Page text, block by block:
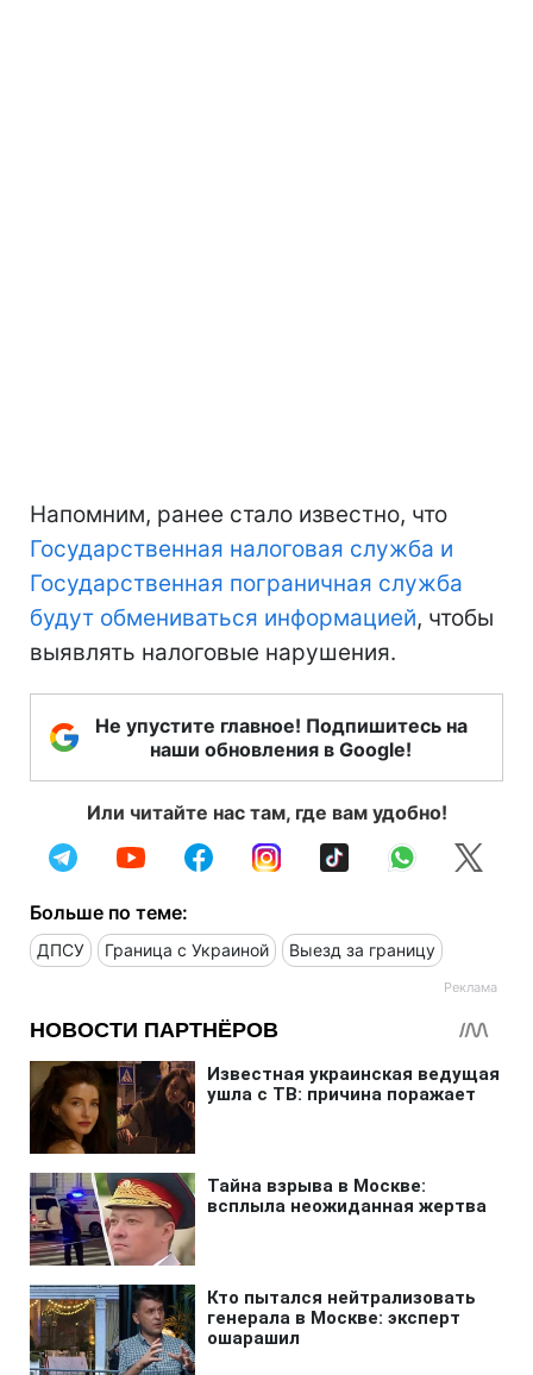
Напомним, ранее стало известно, что
Государственная налоговая служба и
Государственная пограничная служба
будут обмениваться информацией, чтобы
выявлять налоговые нарушения.
Не упустите главное! Подпишитесь на
наши обновления в Google!
Или читайте нас там, где вам удобно!
Больше по теме:
ДПСУ Граница с Украиной Выезд за границу